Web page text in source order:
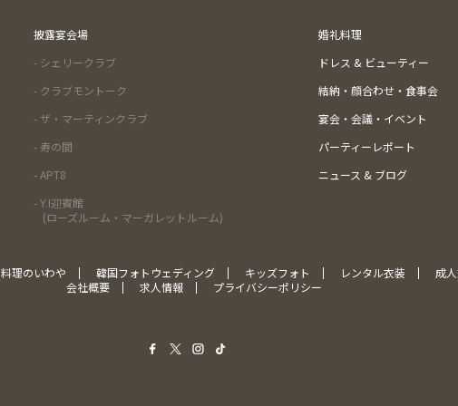
披露宴会場
- シェリークラブ
- クラブモントーク
- ザ・マーティンクラブ
- 寿の間
- APT8
- Y.I迎賓館
(ローズルーム・マーガレットルーム)
婚礼料理
ドレス & ビューティー
結納・顔合わせ・食事会
宴会・会議・イベント
パーティーレポート
ニュース & ブログ
料理のいわや 韓国フォトウェディング キッズフォト レンタル衣装 成
会社概要
求人情報 プライバシーポリシー